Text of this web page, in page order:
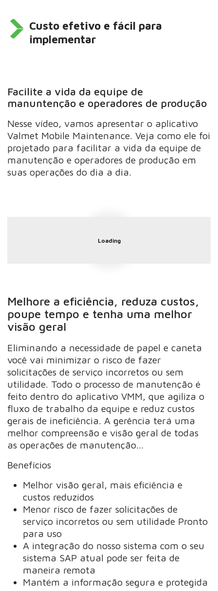
Custo efetivo e fácil para
implementar
Facilite a vida da equipe de
manuntenção e operadores de produção
Nesse vídeo, vamos apresentar o aplicativo
Valmet Mobile Maintenance. Veja como ele foi
projetado para facilitar a vida da equipe de
manutenção e operadores de produção em
suas operações do dia a dia.
Loading
Melhore a eficiência, reduza custos,
poupe tempo e tenha uma melhor
visão geral
Eliminando a necessidade de papel e caneta
você vai minimizar o risco de fazer
solicitações de serviço incorretos ou sem
utilidade. Todo o processo de manutenção é
feito dentro do aplicativo VMM, que agiliza o
fluxo de trabalho da equipe e reduz custos
gerais de ineficiência. A gerência terá uma
melhor compreensão e visão geral de todas
as operações de manutenção...
Benefícios
Melhor visão geral, mais eficiência e
custos reduzidos
Menor risco de fazer solicitações de
serviço incorretos ou sem utilidade Pronto
para uso
A integração do nosso sistema com o seu
sistema SAP atual pode ser feita de
maneira remota
Mantém a informação segura e protegida